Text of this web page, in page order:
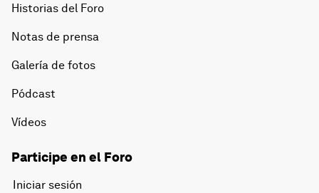
Historias del Foro
Notas de prensa
Galería de fotos
Pódcast
Vídeos
Participe en el Foro
Iniciar sesión